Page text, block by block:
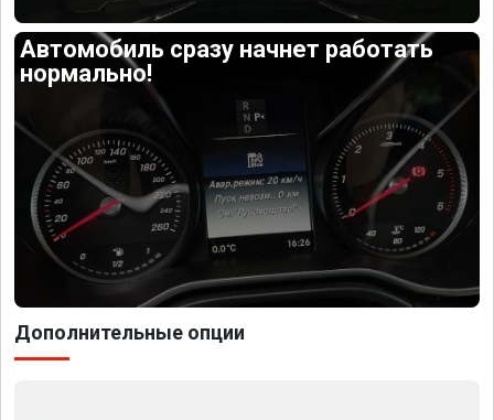
Автомобиль сразу начнет работать
нормально!
Дополнительные опции